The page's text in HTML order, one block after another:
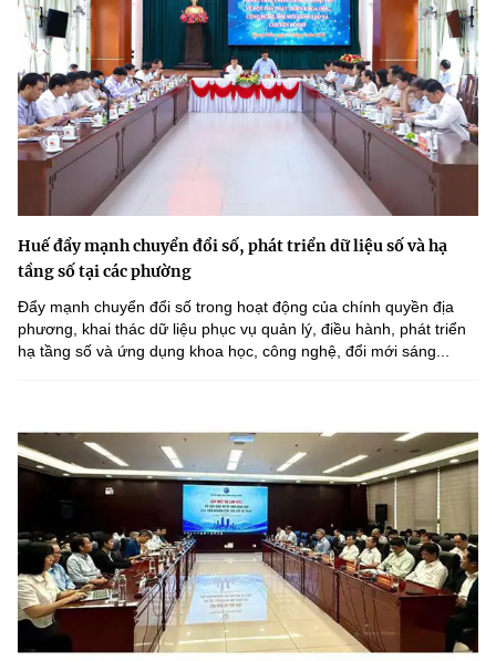
Huế đẩy mạnh chuyển đổi số, phát triển dữ liệu số và hạ
tầng số tại các phường
Đẩy mạnh chuyển đổi số trong hoạt động của chính quyền địa
phương, khai thác dữ liệu phục vụ quản lý, điều hành, phát triển
hạ tầng số và ứng dụng khoa học, công nghệ, đổi mới sáng...